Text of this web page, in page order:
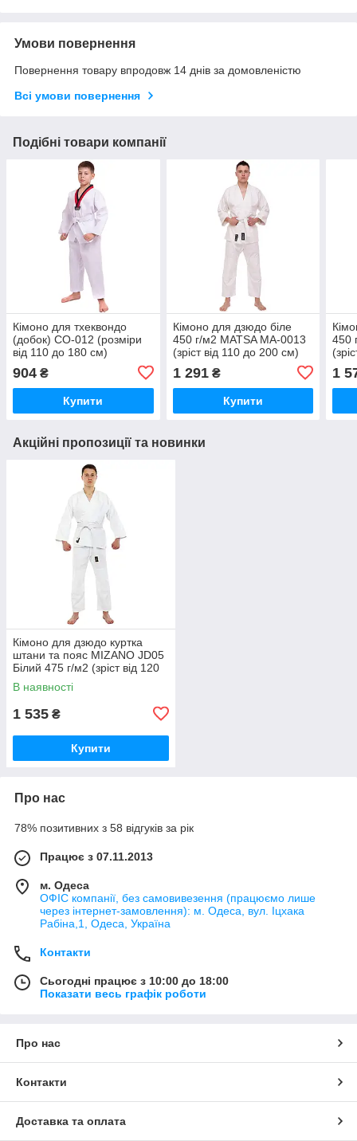
Умови повернення
Повернення товару впродовж 14 днів за домовленістю
Всі умови повернення
Подібні товари компанії
Кімоно для тхеквондо
(добок) CO-012 (розміри
від 110 до 180 см)
904 ₴
Купити
Кімоно для дзюдо біле
450 г/м2 MATSA MA-0013
(зріст від 110 до 200 см)
1 291₴
Купити
450
1
Акційні пропозиції та новинки
Кімоно для дзюдо куртка
штани та пояс MIZANO JD05
Білий 475 г/м2 (зріст від 120
до 160 см)
В наявності
1 535 ₴
Купити
Про нас
78% позитивних з 58 відгуків за рік
Працює з 07.11.2013
м. Одеса
ОФІС компанії, без самовивезення (працюємо лише
через інтернет-замовлення): м. Одеса, вул. Іцхака
Рабіна,1, Одеса, Україна
Контакти
Сьогодні працює з 10:00 до 18:00
Показати весь графік роботи
Про нас
Контакти
Доставка та оплата